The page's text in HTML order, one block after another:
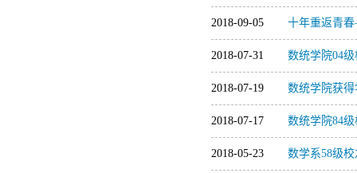
2018-09-05 十年重返青
2018-07-31 数统学院04
2018-07-19 数统学院获
2018-07-17 数统学院84
2018-05-23 数学系58级